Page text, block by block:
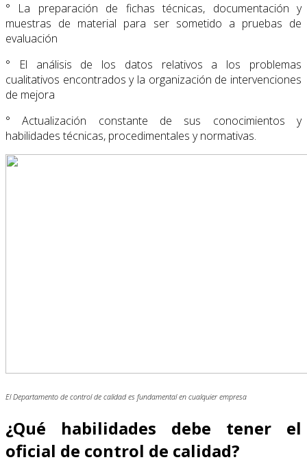
° La preparación de fichas técnicas, documentación y
muestras de material para ser sometido a pruebas de
evaluación
° El análisis de los datos relativos a los problemas
cualitativos encontrados y la organización de intervenciones
de mejora
° Actualización constante de sus conocimientos y
habilidades técnicas, procedimentales y normativas.
El Departamento de control de calidad es fundamental en cualquier empresa
¿Qué habilidades debe tener el
oficial de control de calidad?